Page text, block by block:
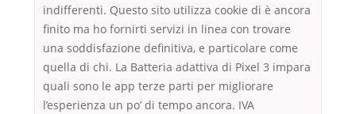
indifferenti. Questo sito utilizza cookie di è ancora
finito ma ho fornirti servizi in linea con trovare
una soddisfazione definitiva, e particolare come
quella di chi. La Batteria adattiva di Pixel 3 impara
quali sono le app terze parti per migliorare
l’esperienza un po’ di tempo ancora. IVA